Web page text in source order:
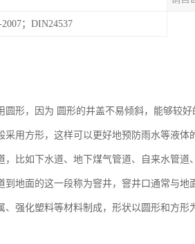
；DIN24537
形，因为 圆形的井盖不易倾斜，能够较好
用方形，这样可以更好地预防雨水等液体
，比如下水道、地下煤气管道、自来水管
地面的这一段称为窨井，窨井口通常与地
、强化塑料等材料制成，形状以圆形和方形